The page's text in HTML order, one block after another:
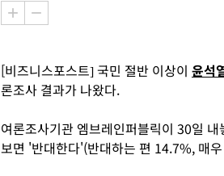
[비즈니스포스트] 국민 절반 이상이 윤석
론조사 결과가 나왔다.
여론조사기관 엠브레인퍼블릭이 30일
보면 '반대한다'(반대하는 편 14.7%, 매